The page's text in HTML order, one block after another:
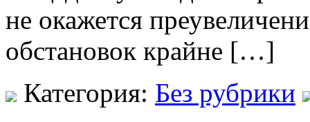
не окажется
обстановок крайне […]
Категория: Без рубрики